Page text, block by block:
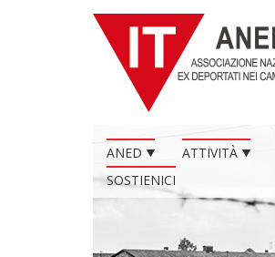
ANED ATTIVITÀ
SOSTIENICI